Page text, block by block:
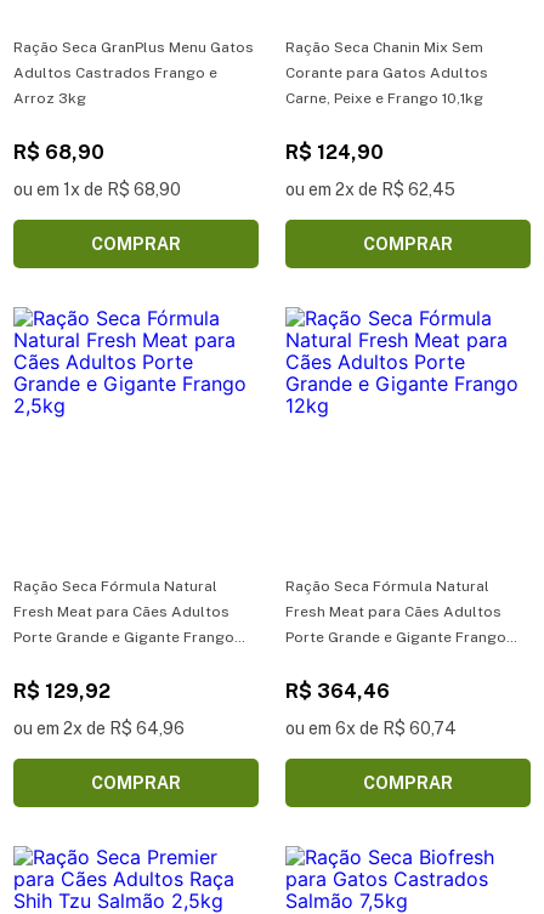
Ração Seca GranPlus Menu Gatos
Adultos Castrados Frango e
Arroz 3kg
R$ 68,90
ou em 1x de R$ 68,90
COMPRAR
Ração Seca Chanin Mix Sem
Corante para Gatos Adultos
Carne, Peixe e Frango 10,1kg
R$ 124,90
ou em 2x de R$ 62,45
COMPRAR
Ração Seca Fórmula Natural
Fresh Meat para Cães Adultos
Porte Grande e Gigante Frango
R$ 129,92
ou em 2x de R$ 64,96
COMPRAR
Ração Seca Fórmula Natural
Fresh Meat para Cães Adultos
Porte Grande e Gigante Frango
R$ 364,46
ou em 6x de R$ 60,74
COMPRAR